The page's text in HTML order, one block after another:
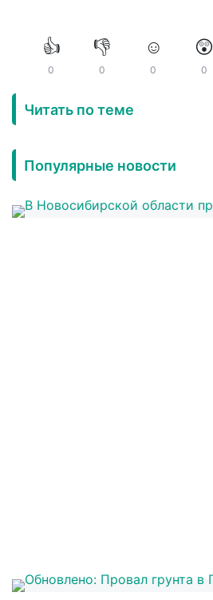
👍
0
👎
0
☺️
0
😲
0
Читать по теме
Популярные новости